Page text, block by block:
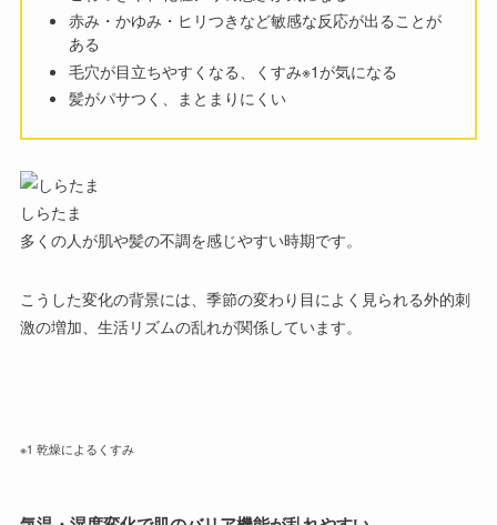
赤み・かゆみ・ヒリつきなど敏感な反応が出ることが
ある
毛穴が目立ちやすくなる、くすみ※1が気になる
髪がパサつく、まとまりにくい
しらたま
多くの人が肌や髪の不調を感じやすい時期です。
こうした変化の背景には、季節の変わり目によく見られる外的刺
激の増加、生活リズムの乱れが関係しています。
※1 乾燥によるくすみ